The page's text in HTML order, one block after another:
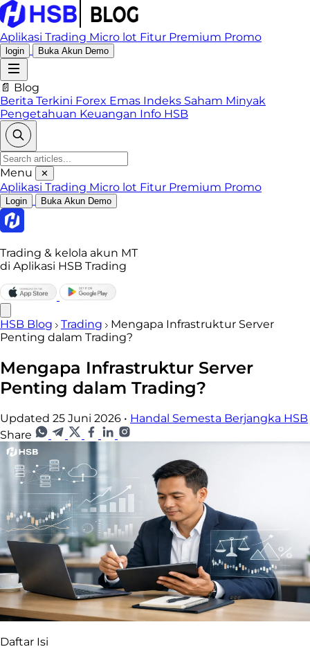
Aplikasi Trading Micro lot Fitur Premium Promo
login Buka Akun Demo
📄 Blog
Berita Terkini Forex Emas Indeks Saham Minyak
Pengetahuan Keuangan Info HSB
Menu ✕
Aplikasi Trading Micro lot Fitur Premium Promo
Login Buka Akun Demo
Trading & kelola akun MT
di Aplikasi HSB Trading
HSB Blog Trading
Mengapa Infrastruktur Server
Penting dalam Trading?
Mengapa Infrastruktur Server
Penting dalam Trading?
Updated 25 Juni 2026 • Handal Semesta Berjangka HSB
Share
Daftar Isi